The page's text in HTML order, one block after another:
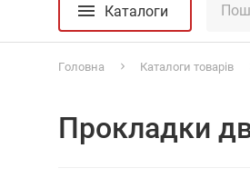
Каталоги
Головна Каталоги товарів
Прокладки